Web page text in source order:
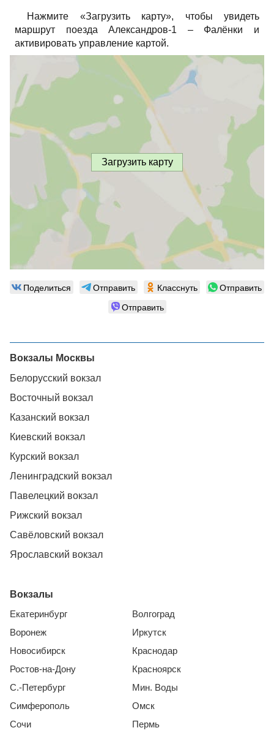
Нажмите «Загрузить карту», чтобы увидеть
маршрут поезда Александров-1 – Фалёнки и
активировать управление картой.
Загрузить карту
Поделиться Отправить Класснуть
Отправить
Отправить
Вокзалы Москвы
Белорусский вокзал
Восточный вокзал
Казанский вокзал
Киевский вокзал
Курский вокзал
Ленинградский вокзал
Павелецкий вокзал
Рижский вокзал
Савёловский вокзал
Ярославский вокзал
Вокзалы
Екатеринбург
Воронеж
Новосибирск
Ростов-на-Дону
С.-Петербург
Симферополь
Сочи
Волгоград
Иркутск
Краснодар
Красноярск
Мин. Воды
Омск
Пермь